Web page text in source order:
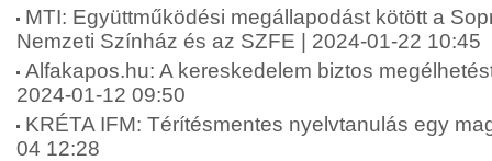
MTI: Együttműködési megállapodást kötött a
Nemzeti Színház és az SZFE | 2024-01-22 10:45
Alfakapos.hu: A kereskedelem biztos
2024-01-12 09:50
KRÉTA IFM: Térítésmentes nyelvtanulás egy
04 12:28